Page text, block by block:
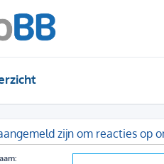
zijn om reacties op